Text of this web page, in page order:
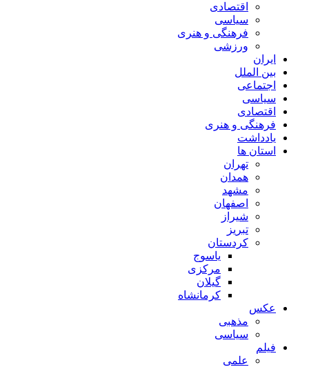
اقتصادی
سیاسی
فرهنگی و هنری
ورزشی
ایران
بین الملل
اجتماعی
سیاسی
اقتصادی
فرهنگی و هنری
یادداشت
استان ها
تهران
همدان
مشهد
اصفهان
شیراز
تبریز
کردستان
یاسوج
مرکزی
گیلان
کرمانشاه
عکس
مذهبی
سیاسی
فیلم
علمی